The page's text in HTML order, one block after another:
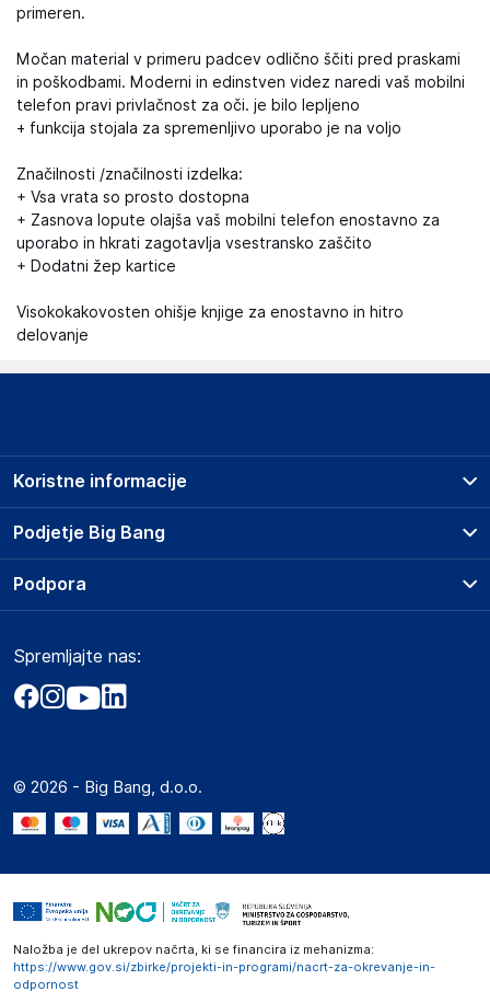
primeren.
Močan material v primeru padcev odlično ščiti pred praskami
in poškodbami. Moderni in edinstven videz naredi vaš mobilni
telefon pravi privlačnost za oči. je bilo lepljeno
+ funkcija stojala za spremenljivo uporabo je na voljo
Značilnosti /značilnosti izdelka:
+ Vsa vrata so prosto dostopna
+ Zasnova lopute olajša vaš mobilni telefon enostavno za
uporabo in hkrati zagotavlja vsestransko zaščito
+ Dodatni žep kartice
Visokokakovosten ohišje knjige za enostavno in hitro
delovanje
Podjetje Big Bang
O podjetju
Obvestila za javnost
Akt o digitalnih storitvah
Marketplace za partnerje
Novosti
Koristne informacije
Prodajna mesta
Storitve
Dostava, vnos in odvoz
Zavarovanje izdelkov
Podpora
Marketplace
Kako oddati naročilo?
Spremljajte nas:
© 2026 - Big Bang, d.o.o.
Naložba je del ukrepov načrta, ki se financira iz mehanizma:
https://www.gov.si/zbirke/projekti-in-programi/nacrt-za-okrevanje-in-
odpornost